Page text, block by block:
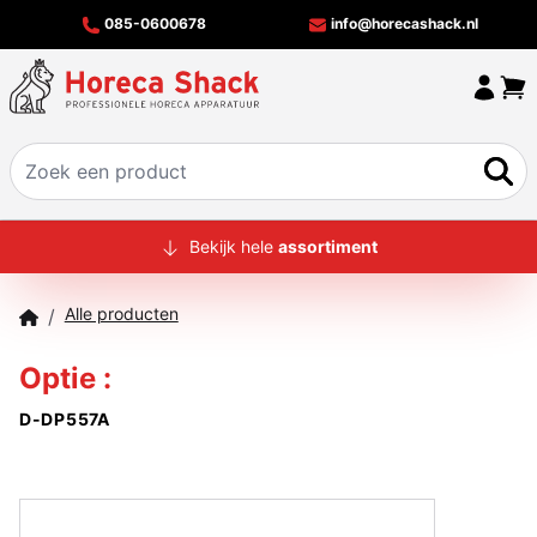
085-0600678 info@horecashack.nl
HOME
Bekijk hele assortiment
/ Alle producten
Optie :
D-DP557A